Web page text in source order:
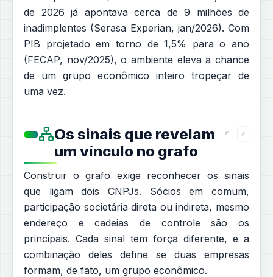
de 2026 já apontava cerca de 9 milhões de
inadimplentes (Serasa Experian, jan/2026). Com
PIB projetado em torno de 1,5% para o ano
(FECAP, nov/2025), o ambiente eleva a chance
de um grupo econômico inteiro tropeçar de
uma vez.
Os sinais que revelam
um vínculo no grafo
Construir o grafo exige reconhecer os sinais
que ligam dois CNPJs. Sócios em comum,
participação societária direta ou indireta, mesmo
endereço e cadeias de controle são os
principais. Cada sinal tem força diferente, e a
combinação deles define se duas empresas
formam, de fato, um grupo econômico.